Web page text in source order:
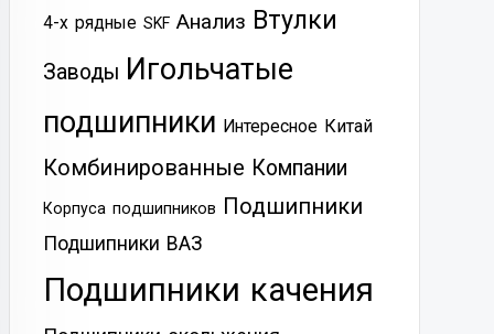
4-х рядные SKF Анализ Втулки
Заводы Игольчатые
подшипники Интересное Китай
Комбинированные Компании
Корпуса подшипников Подшипники
Подшипники ВАЗ
Подшипники качения